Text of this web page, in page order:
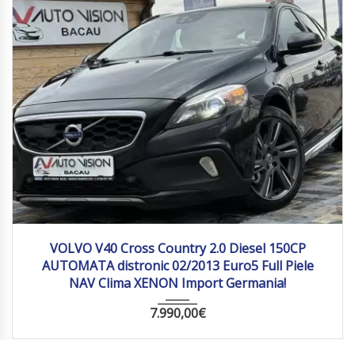
VOLVO V40 Cross Country 2.0 Diesel 150CP
AUTOMATA distronic 02/2013 Euro5 Full Piele
NAV Clima XENON Import Germania!
7.990,00€